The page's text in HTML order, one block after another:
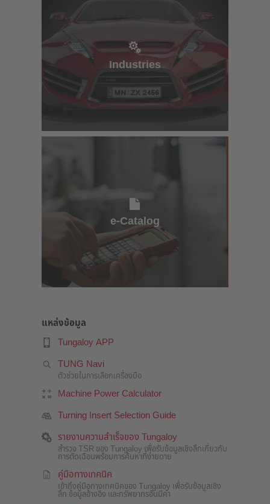
Industries
e-Catalog
e-Catalog
แหล่งข้อมูล
Tungaloy APP
TUNG Navi
ตัวช่วยในการเลือกเครื่องมือ
Machine Power Calculator
Turning Insert Selection Guide
รายงานความสำเร็จของ Tungaloy
สำรวจ TSR ของ Tungaloy เพื่อรับข้อมูลเชิงลึกเกี่ยวกับ
การตัดเฉือนพร้อมการค้นหาที่ง่ายดาย
คู่มือทางเทคนิค
เข้าถึงคู่มือทางเทคนิคของ Tungaloy เพื่อรับข้อมูลเชิง
ลึก ข้อมูลอ้างอิง และทรัพยากรอันมีค่า